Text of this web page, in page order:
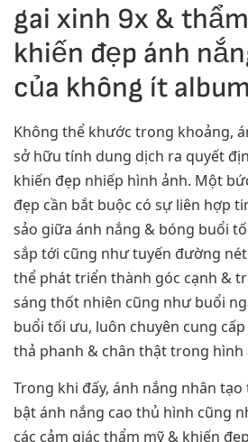
gai xinh 9x &
khiến đẹp ánh
của không ít
Không thể khước trong khoảng,
sở hữu tính dung dịch ra quyết
khiến đẹp nhiếp hình ảnh. Một
đẹp cần bắt buộc có sự liên hợp
sảo giữa ánh nắng & bóng buổi
sắp tới cũng như tuyến đường
thể phát triển thành góc cạnh &
sáng thốt nhiên cũng như buổi
buổi tối ưu, luôn chuyên cung
thả phanh & chân thật trong hình
Trong khi đấy, ánh nắng nhân
bật ánh nắng cao thủ hình cũng
các cảm giác thẩm mỹ & khiến